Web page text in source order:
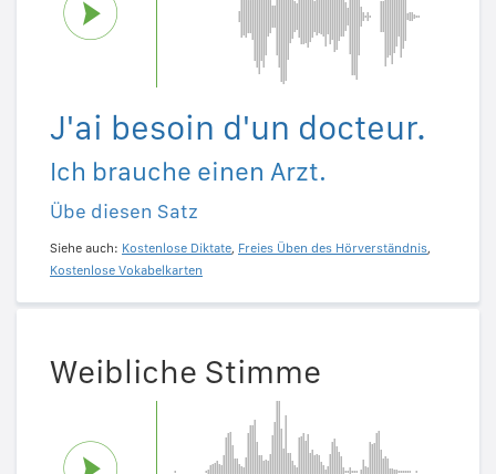
J'ai besoin d'un docteur.
Ich brauche einen Arzt.
Übe diesen Satz
Siehe auch: Kostenlose Diktate, Freies Üben des Hörverständnis,
Kostenlose Vokabelkarten
Weibliche Stimme